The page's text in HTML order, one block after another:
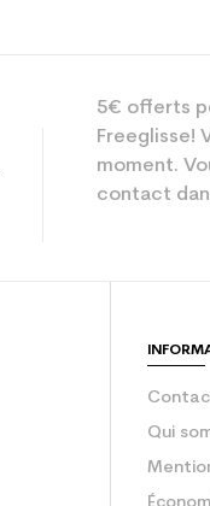
Utilisateur
Niveau
5€ offerts
Freeglisse!
moment.
contact
Qui